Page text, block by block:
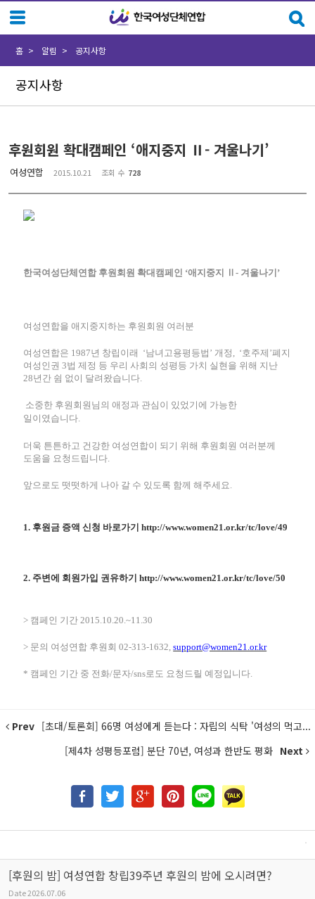
공지사항
홈 알림 공지사항
후원회원 확대캠페인 ‘애지중지 Ⅱ- 겨울나기’
여성연합 2015.10.21 조회 수 728
한국여성단체연합 후원회원 확대캠페인 ‘애지중지 Ⅱ- 겨울나기 ’
여성연합을 애지중지하는 후원회원 여러분
여성연합은 1987년 창립이래 ‘남녀고용평등법 ’ 개정 , ‘호주제 ’폐지
여성인권3법 제정 등 우리 사회의 성평등 가치 실현을 위해 지난
28년간 쉼 없이 달려왔습니다.
소중한 후원회원님의 애정과 관심이 있었기에 가능한
일이였습니다.
더욱 튼튼하고 건강한 여성연합이 되기 위해 후원회원 여러분께
도움을 요청드립니다.
앞으로도 떳떳하게 나아 갈 수 있도록 함께 해주세요.
1. 후원금 증액 신청 바로가기 http://www.women21.or.kr/tc/love/49
2. 주변에 회원가입 권유하기 http://www.women21.or.kr/tc/love/50
> 캠페인 기간2015.10.20.~11.30
> 문의 여성연합 후원회02-313-1632,support@women21.or.kr
* 캠페인 기간 중 전화/문자/sns로도 요청드릴 예정입니다.
Prev [초대/토론회] 66명 여성에게 듣는다 : 자립의 식탁 '여성의 먹고...
[제4차 성평등포럼] 분단 70년, 여성과 한반도 평화 Next
[후원의 밤] 여성연합 창립39주년 후원의 밤에 오시려면?
Date2026.07.06